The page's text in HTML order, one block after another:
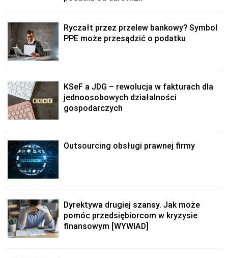
Ryczałt przez przelew bankowy? Symbol
PPE może przesądzić o podatku
KSeF a JDG – rewolucja w fakturach dla
jednoosobowych działalności
gospodarczych
Outsourcing obsługi prawnej firmy
Dyrektywa drugiej szansy. Jak może
pomóc przedsiębiorcom w kryzysie
finansowym [WYWIAD]